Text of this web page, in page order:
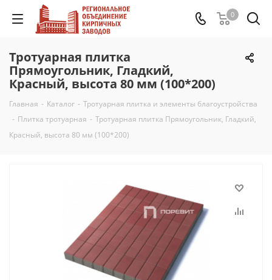
0
Тротуарная плитка
Прямоугольник, Гладкий,
Красный, высота 80 мм (100*200)
Главная - Каталог - Тротуарная плитка и элементы благоустройства
- Плитка тротуарная - Тротуарная плитка Прямоугольник, Гладкий,
Красный, высота 80 мм (100*200)